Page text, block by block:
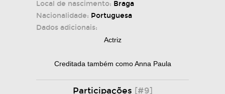
Local de nascimento: Braga
Nacionalidade: Portuguesa
Dados adicionais:
Actriz
Creditada também como Anna Paula
Participações [#9]